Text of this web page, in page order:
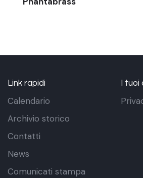
Link rapidi
Calendario
Archivio storico
Contatti
News
Comunicati stampa
I